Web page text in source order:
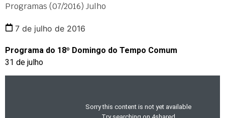
Programas (07/2016) Julho
7 de julho de 2016
Programa do 18º Domingo do Tempo Comum
31 de julho